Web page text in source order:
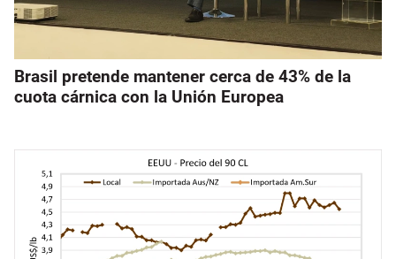
Brasil pretende mantener cerca de 43% de la
cuota cárnica con la Unión Europea